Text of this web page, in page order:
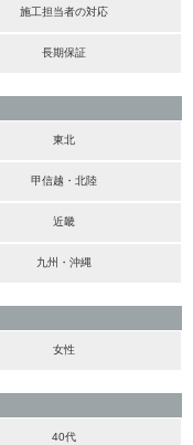
施工担当者の対応
長期保証
東北
甲信越・北陸
近畿
九州・沖縄
女性
40代